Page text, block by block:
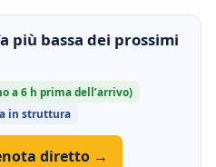
bassa dei prossimi
a 6 h prima dell’arrivo)
in struttura
diretto →